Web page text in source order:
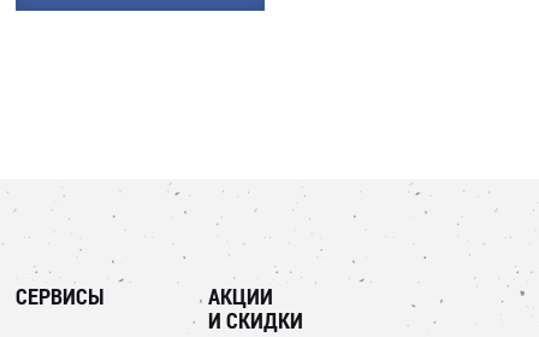
СЕРВИСЫ
АКЦИИ
И СКИДКИ